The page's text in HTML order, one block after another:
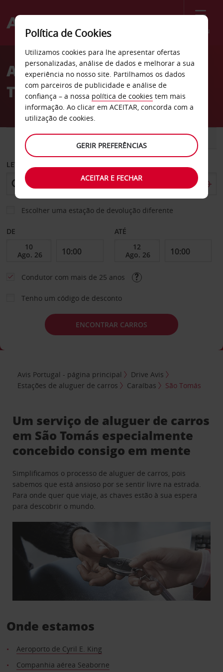
Menu
Welcome
AvisAluguer de carros São
Tomás
CARRO COMERCIAIS
LEVANTAR EM
Escolher uma estação de devolução diferente
DE ATÉ
Condutor com mais de 25 anos
Tenho um código de desconto
ENCONTRAR CARROS
Avis Portugal - página principal
Drive Avis
Estações de aluguer de carros
Caraíbas São Tomás
Um serviço de aluguer de carros
em São Tomás especialmente
concebido consigo em mente
Simplificamos o processo de aluguer de carros, pois
sabemos que está ansioso por se sentir livre na estrada.
Para onde quer que viaje, as chaves estão à sua espera
para descobrir o mundo.
Onde estamos
Aeroporto de Cyril E. King
Companhia aérea Seaborne
Política de Cookies
Utilizamos cookies para lhe apresentar ofertas
personalizadas, análise de dados e melhorar a sua
experiência no nosso site. Partilhamos os dados
com parceiros de publicidade e análise de
confiança – a nossa política de cookies tem mais
informação. Ao clicar em ACEITAR, concorda com a
utilização de cookies.
GERIR PREFERÊNCIAS
ACEITAR E FECHAR